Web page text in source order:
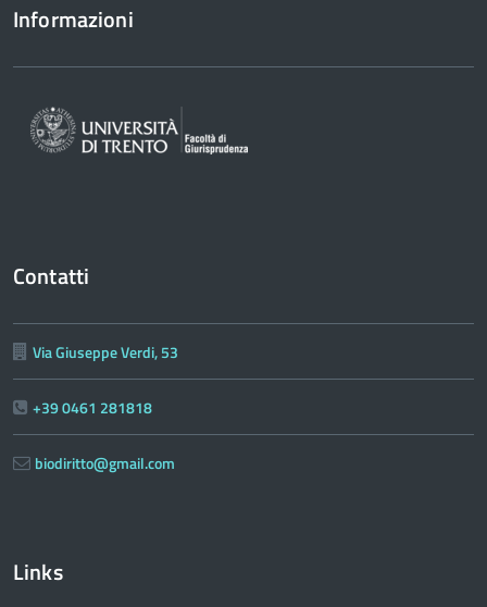
Informazioni
Contatti
Via Giuseppe Verdi, 53
+39 0461 281818
biodiritto@gmail.com
Links